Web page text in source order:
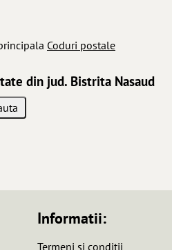
Coduri postale
din jud. Bistrita Nasaud
Informatii:
Termeni si conditii